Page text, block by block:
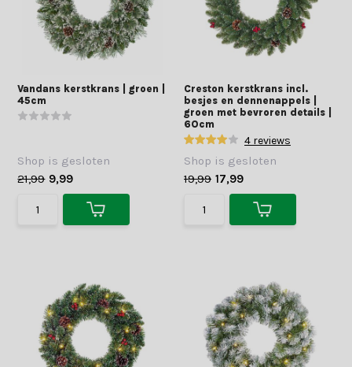
Vandans kerstkrans | groen |
45cm
Shop is gesloten
21,99 9,99
Creston kerstkrans incl.
besjes en dennenappels |
groen met bevroren details |
60cm
4 reviews
Shop is gesloten
19,99 17,99